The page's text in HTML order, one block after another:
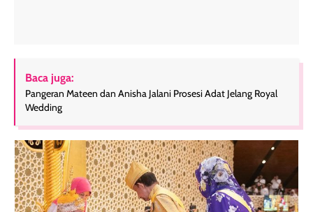
Baca juga:
Pangeran Mateen dan Anisha Jalani Prosesi Adat Jelang Royal
Wedding